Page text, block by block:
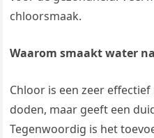
chloorsmaak.
Waarom smaakt water
Chloor is een zeer
doden, maar geeft een
Tegenwoordig is het